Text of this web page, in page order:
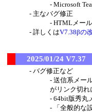
Microsoft
主なバグ修正
HTMLメー
詳しくはV7.38βの
2025/01/24 V7.37
バグ修正など
送信系メー
がリンク切れ
64bit版秀丸
「全般的な